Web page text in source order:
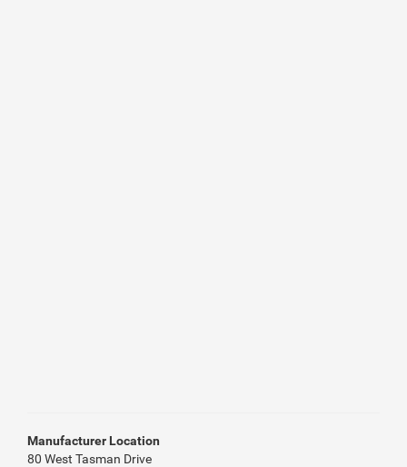
Manufacturer Location
80 West Tasman Drive